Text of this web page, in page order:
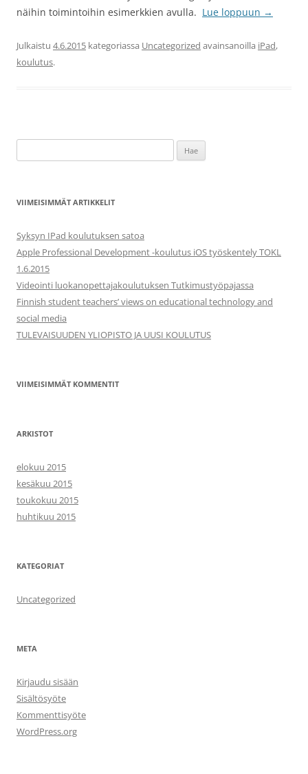
näihin toimintoihin esimerkkien avulla. Lue loppuun →
Julkaistu 4.6.2015 kategoriassa Uncategorized avainsanoilla iPad,
koulutus.
VIIMEISIMMÄT ARTIKKELIT
Syksyn IPad koulutuksen satoa
Apple Professional Development -koulutus iOS työskentely TOKL
1.6.2015
Videointi luokanopettajakoulutuksen Tutkimustyöpajassa
Finnish student teachers’ views on educational technology and
social media
TULEVAISUUDEN YLIOPISTO JA UUSI KOULUTUS
VIIMEISIMMÄT KOMMENTIT
ARKISTOT
elokuu 2015
kesäkuu 2015
toukokuu 2015
huhtikuu 2015
KATEGORIAT
Uncategorized
META
Kirjaudu sisään
Sisältösyöte
Kommenttisyöte
WordPress.org